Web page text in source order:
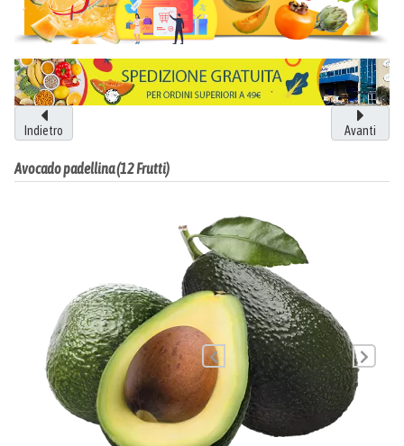
Indietro Avanti
Avocado padellina (12 Frutti)